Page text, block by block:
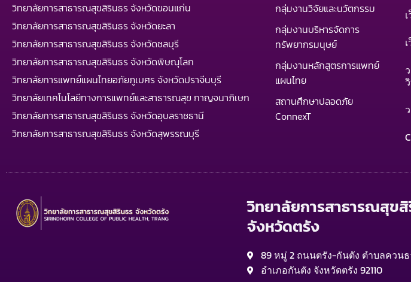
วิทยาลัยการสาธารณสุขสิรินธร จังหวัดขอนแก่น
วิทยาลัยการสาธารณสุขสิรินธร จังหวัดยะลา
วิทยาลัยการสาธารณสุขสิรินธร จังหวัดชลบุรี
วิทยาลัยการสาธารณสุขสิรินธร จังหวัดพิษณุโลก
วิทยาลัยการแพทย์แผนไทยอภัยภูเบศร จังหวัดปราจีนบุรี
วิทยาลัยเทคโนโลยีทางการแพทย์และสาธารณสุข กาญจนาภิเษก
วิทยาลัยการสาธารณสุขสิรินธร จังหวัดอุบลราชธานี
วิทยาลัยการสาธารณสุขสิรินธร จังหวัดสุพรรณบุรี
กลุ่มงานวิจัยและนวัตกรรม
กลุ่มงานบริหารจัดการ
ทรัพยากรมนุษย์
กลุ่มงานหลักสูตรการแพทย์
แผนไทย
สถานศึกษาปลอดภัย
ConnexT
วิทยาลัยการสาธารณสุข
จังหวัดตรัง
89 หมู่ 2 ถนนตรัง-กันตัง ตำบลควน
อำเภอกันตัง จังหวัดตรัง 92110